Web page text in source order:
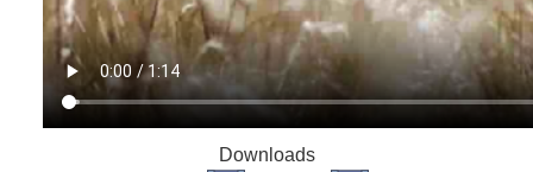
Downloads